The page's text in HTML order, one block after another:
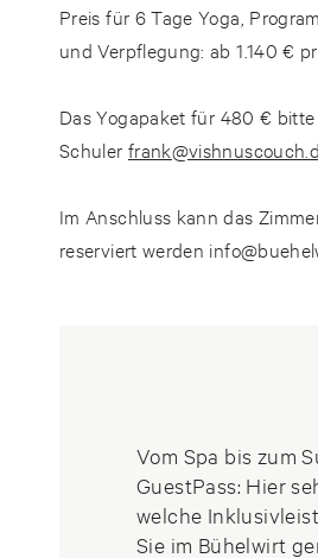
Preis für 6 Tage Yoga,
und Verpflegung: ab 1.140 €
DasYogapaket für 480 € bitte
Schuler
Im Anschluss kann das
reserviert werden
Vom Spa bis zum
GuestPass: Hier
welche
Sie im Bühelwirt